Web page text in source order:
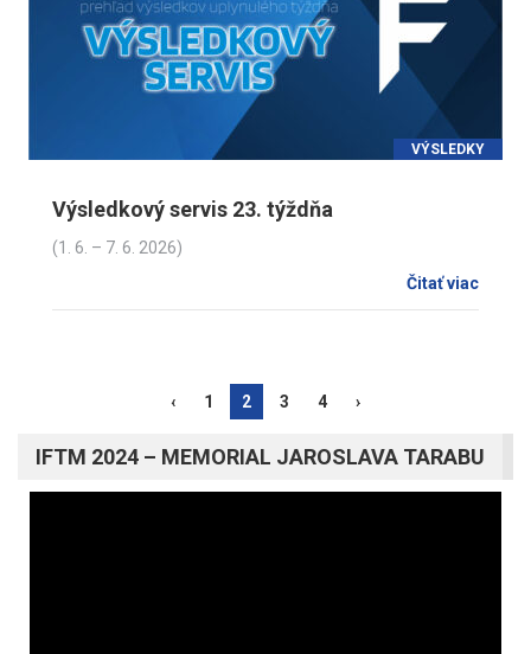
VÝSLEDKY
Výsledkový servis 23. týždňa
(1. 6. – 7. 6. 2026)
Čitať viac
‹ 1 2 3 4 ›
IFTM 2024 – MEMORIAL JAROSLAVA TARABU